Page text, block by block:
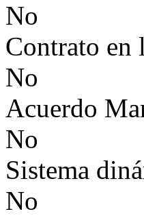
No
Contrato en
No
Acuerdo
No
Sistema
No